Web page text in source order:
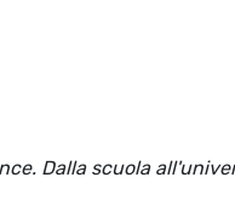
Dalla scuola